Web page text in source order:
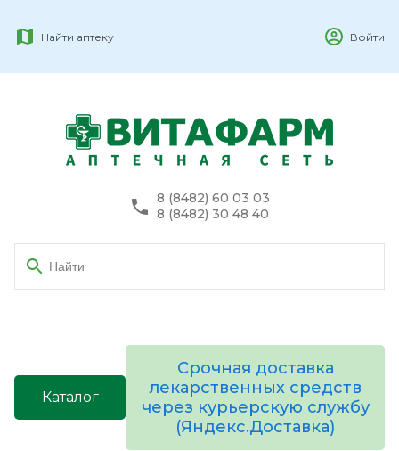
Найти аптеку Войти
8 (8482) 60 03 03
8 (8482) 30 48 40
Каталог
Срочная доставка
лекарственных средств
через курьерскую службу
(Яндекс.Доставка)